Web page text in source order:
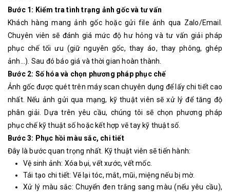
Bước 1: Kiểm tra tình trạng ảnh gốc và tư vấn
Khách hàng mang ảnh gốc hoặc gửi file ảnh qua Zalo/Email.
Chuyên viên sẽ đánh giá mức độ hư hỏng và tư vấn giải pháp
phục chế tối ưu (giữ nguyên gốc, thay áo, thay phông, ghép
ảnh...). Sau đó báo giá và thời gian hoàn thành.
Bước 2: Số hóa và chọn phương pháp phục chế
Ảnh gốc được quét trên máy scan chuyên dụng để lấy chi tiết cao
nhất. Nếu ảnh gửi qua mạng, kỹ thuật viên sẽ xử lý để tăng độ
phân giải. Dựa trên yêu cầu, chúng tôi sẽ chọn phương pháp
phục chế kỹ thuật số hoặc kết hợp vẽ tay kỹ thuật số.
Bước 3: Phục hồi màu sắc, chi tiết
Đây là bước quan trọng nhất. Kỹ thuật viên sẽ tiến hành:
Vệ sinh ảnh: Xóa bụi, vết xước, vết mốc.
Tái tạo chi tiết: Vẽ lại tóc, mắt, mũi, miệng nếu bị mờ.
Xử lý màu sắc: Chuyển đen trắng sang màu (nếu yêu cầu),